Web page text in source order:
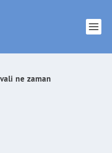
ne zaman